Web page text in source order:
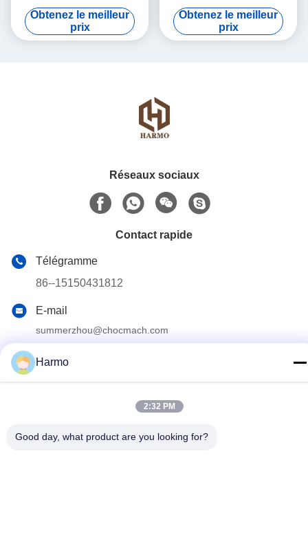
chocolat
Obtenez le meilleur
prix
le chocolat
Obtenez le meilleur
prix
Réseaux sociaux
Contact rapide
Télégramme
86--15150431812
E-mail
summerzhou@chocmach.com
Wuzhong, ville de Suzhou, province du Jiangsu, Chine
Harmo
2:32 PM
Good day, what product are you looking for?